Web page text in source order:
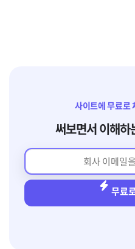
사이트에 무료로
써보면서 이해하
무료